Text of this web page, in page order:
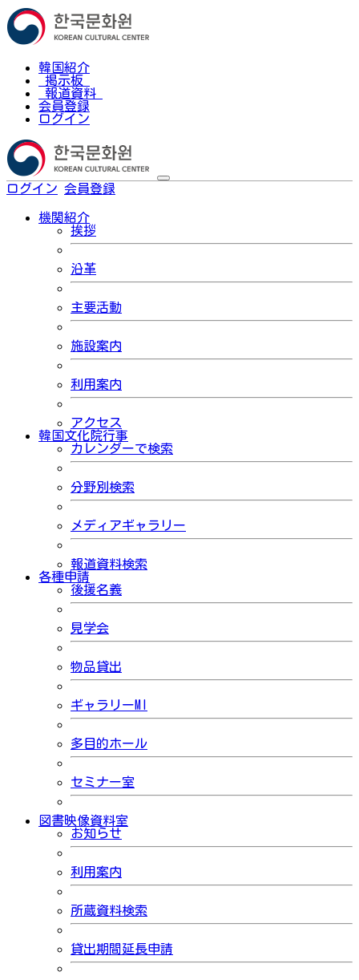
韓国紹介
掲示板
報道資料
会員登録
ログイン
ログイン 会員登録
機関紹介
挨拶
沿革
主要活動
施設案内
利用案内
アクセス
韓国文化院行事
カレンダーで検索
分野別検索
メディアギャラリー
報道資料検索
各種申請
後援名義
見学会
物品貸出
ギャラリーMI
多目的ホール
セミナー室
図書映像資料室
お知らせ
利用案内
所蔵資料検索
貸出期間延長申請